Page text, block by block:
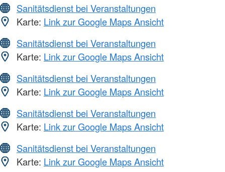
Sanitätsdienst bei Veranstaltungen
Karte: Link zur Google Maps Ansicht
Sanitätsdienst bei Veranstaltungen
Karte: Link zur Google Maps Ansicht
Sanitätsdienst bei Veranstaltungen
Karte: Link zur Google Maps Ansicht
Sanitätsdienst bei Veranstaltungen
Karte: Link zur Google Maps Ansicht
Sanitätsdienst bei Veranstaltungen
Karte: Link zur Google Maps Ansicht